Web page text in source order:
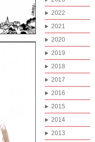
2022
2021
2020
2019
2018
2017
2016
2015
2014
2013